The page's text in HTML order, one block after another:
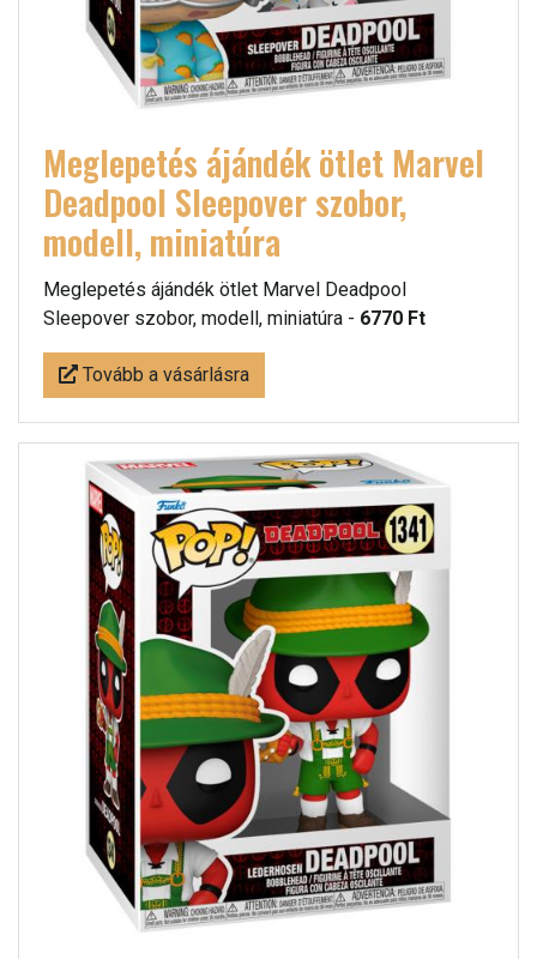
Meglepetés ájándék ötlet Marvel
Deadpool Sleepover szobor,
modell, miniatúra
Meglepetés ájándék ötlet Marvel Deadpool
Sleepover szobor, modell, miniatúra - 6770 Ft
Tovább a vásárlásra